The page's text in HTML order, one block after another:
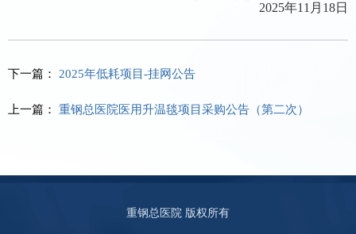
2025年11 月 18日
下一篇： 2025年低耗项目-挂网公告
上一篇： 重钢总医院医用升温毯项目采购公告（第二次）
重钢总医院 版权所有